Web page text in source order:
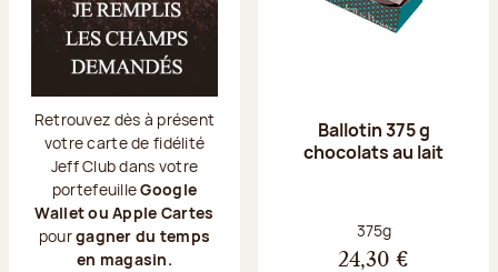
Retrouvez dès à présent
votre carte de fidélité
Jeff Club dans votre
portefeuilleGoogle
Wallet ou Apple Cartes
pourgagner du temps
en magasin.
Ballotin 375 g
chocolats au lait
Poids net :
375g
24,30 €